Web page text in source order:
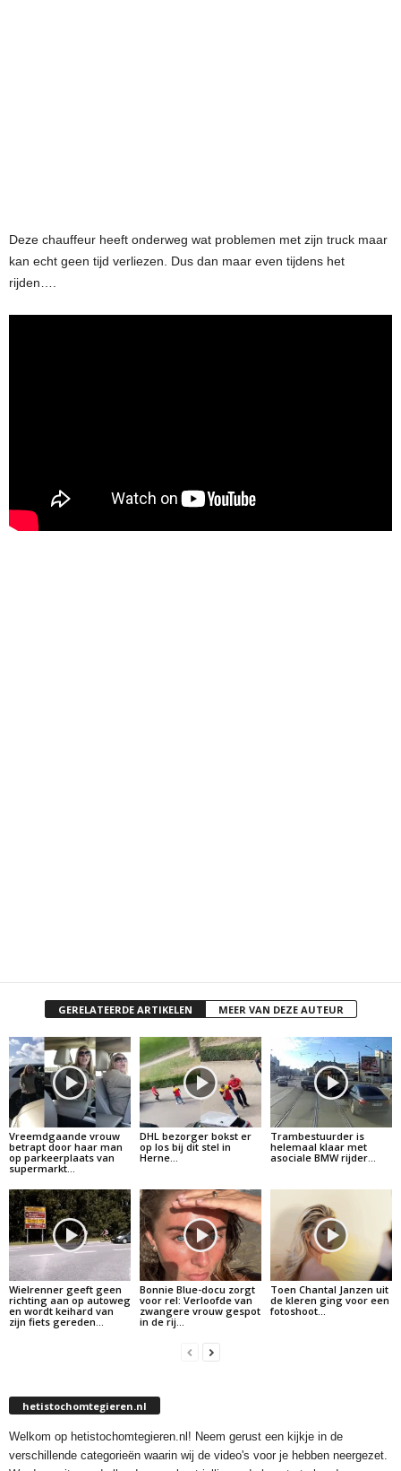
Deze chauffeur heeft onderweg wat problemen met zijn truck maar
kan echt geen tijd verliezen. Dus dan maar even tijdens het
rijden….
GERELATEERDE ARTIKELEN MEER VAN DEZE AUTEUR
Vreemdgaande vrouw
betrapt door haar man
op parkeerplaats van
supermarkt…
DHL bezorger bokst er
op los bij dit stel in
Herne…
Trambestuurder is
helemaal klaar met
asociale BMW rijder…
Wielrenner geeft geen
richting aan op autoweg
en wordt keihard van
zijn fiets gereden…
Bonnie Blue-docu zorgt
voor rel: Verloofde van
zwangere vrouw gespot
in de rij…
Toen Chantal Janzen uit
de kleren ging voor een
fotoshoot…
hetistochomtegieren.nl
Welkom op hetistochomtegieren.nl! Neem gerust een kijkje in de
verschillende categorieën waarin wij de video's voor je hebben neergezet.